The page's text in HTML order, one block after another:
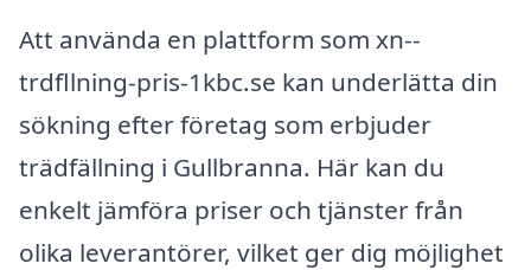
Att använda en plattform som xn--
trdfllning-pris-1kbc.se kan underlätta din
sökning efter företag som erbjuder
trädfällning i Gullbranna. Här kan du
enkelt jämföra priser och tjänster från
olika leverantörer, vilket ger dig möjlighet